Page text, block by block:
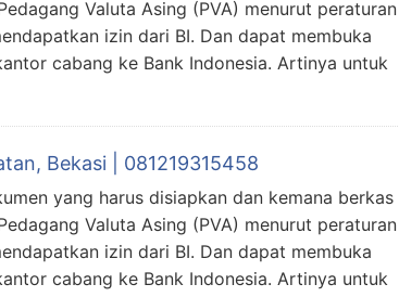
Valuta Asing (PVA) menurut peraturan
izin dari BI. Dan dapat membuka
cabang ke Bank Indonesia. Artinya untuk
Bekasi | 081219315458
yang harus disiapkan dan kemana berkas
Valuta Asing (PVA) menurut peraturan
izin dari BI. Dan dapat membuka
cabang ke Bank Indonesia. Artinya untuk